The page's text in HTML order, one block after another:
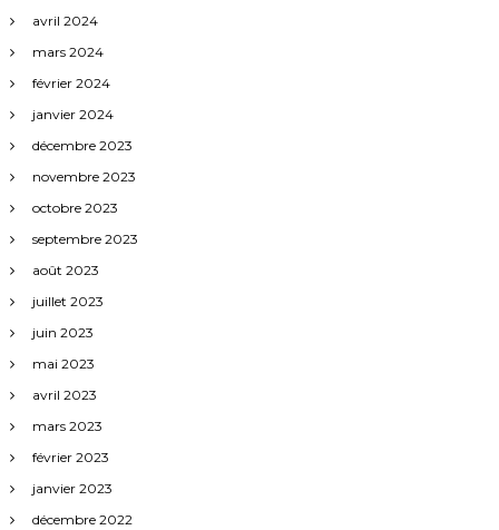
avril 2024
mars 2024
février 2024
janvier 2024
décembre 2023
novembre 2023
octobre 2023
septembre 2023
août 2023
juillet 2023
juin 2023
mai 2023
avril 2023
mars 2023
février 2023
janvier 2023
décembre 2022